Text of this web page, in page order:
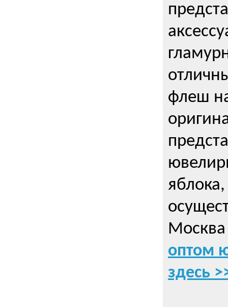
флеш
Москва
оптом
здесь